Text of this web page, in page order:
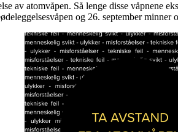
av atomvåpen. Så lenge disse våpnene
og 26. september